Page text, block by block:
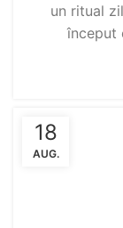
un ritual
început
18
AUG.